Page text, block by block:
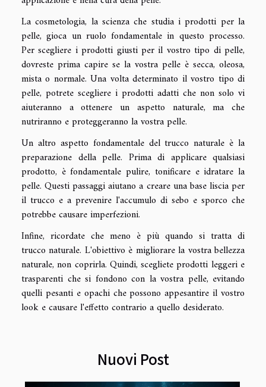
La cosmetologia, la scienza che studia i prodotti per la
pelle, gioca un ruolo fondamentale in questo processo.
Per scegliere i prodotti giusti per il vostro tipo di pelle,
dovreste prima capire se la vostra pelle è secca, oleosa,
mista o normale. Una volta determinato il vostro tipo di
pelle, potrete scegliere i prodotti adatti che non solo vi
aiuteranno a ottenere un aspetto naturale, ma che
nutriranno e proteggeranno la vostra pelle.
Un altro aspetto fondamentale del trucco naturale è la
preparazione della pelle. Prima di applicare qualsiasi
prodotto, è fondamentale pulire, tonificare e idratare la
pelle. Questi passaggi aiutano a creare una base liscia per
il trucco e a prevenire l'accumulo di sebo e sporco che
potrebbe causare imperfezioni.
Infine, ricordate che meno è più quando si tratta di
trucco naturale. L'obiettivo è migliorare la vostra bellezza
naturale, non coprirla. Quindi, scegliete prodotti leggeri e
trasparenti che si fondono con la vostra pelle, evitando
quelli pesanti e opachi che possono appesantire il vostro
look e causare l'effetto contrario a quello desiderato.
Nuovi Post